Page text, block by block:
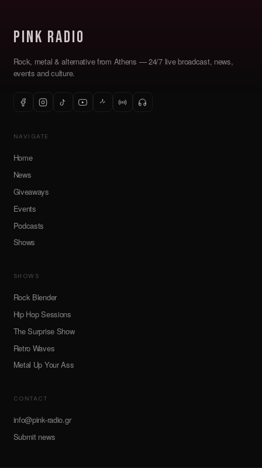
Pink Radio
Rock, metal & alternative from Athens — 24/7 live broadcast, news,
events and culture.
NAVIGATE
Home
News
Giveaways
Events
Podcasts
Shows
SHOWS
Rock Blender
Hip Hop Sessions
The Surprise Show
Retro Waves
Metal Up Your Ass
CONTACT
info@pink-radio.gr
Submit news